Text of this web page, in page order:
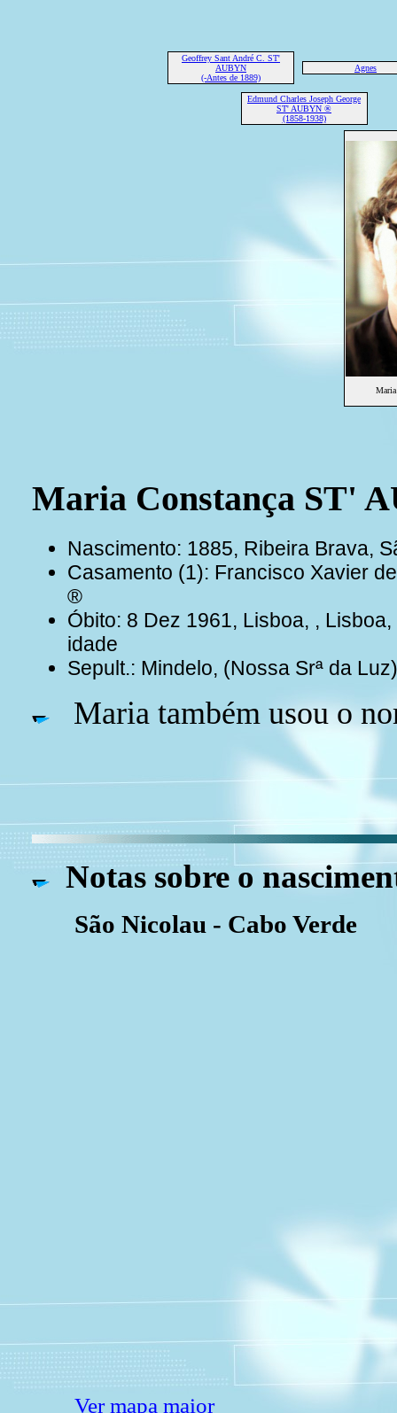
Geoffrey Sant André C. ST'
AUBYN
(-Antes de 1889)
Agnes
Edmund Charles Joseph George
ST' AUBYN ®
(1858-1938)
Maria Constança ST'
Nascimento: 1885, Ribeira Brava,
Casamento (1): Francisco Xavier
®
Óbito: 8 Dez 1961, Lisboa, ,
idade
Sepult.: Mindelo, (Nossa Srª da
Maria também usou o
Notas sobre o
São Nicolau - Cabo Verde
Ver mapa maior